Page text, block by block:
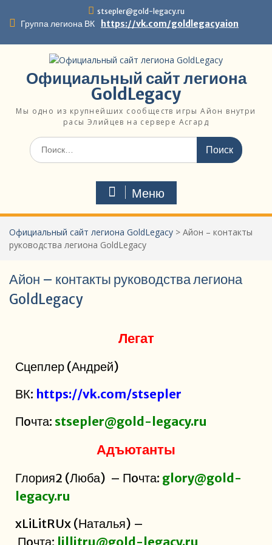
stsepler@gold-legacy.ru
Группа легиона ВК https://vk.com/goldlegacyaion
Официальный сайт легиона
GoldLegacy
Мы одно из крупнейших сообществ игры Айон внутри
расы Элийцев на сервере Асгард
Меню
Официальный сайт легиона GoldLegacy > Айон – контакты
руководства легиона GoldLegacy
Айон – контакты руководства легиона
GoldLegacy
Легат
Сцеплер (Андрей)
ВК: https://vk.com/stsepler
Пoчта: stsepler@gold-legacy.ru
Адъютанты
Глория2 (Люба) – Пoчта: glory@gold-
legacy.ru
xLiLitRUx (Наталья) –
Пoчта: lillitru@gold-legacy.ru